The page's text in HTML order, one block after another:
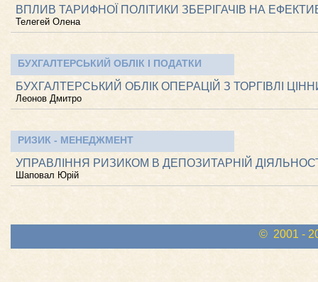
ВПЛИВ ТАРИФНОЇ ПОЛІТИКИ ЗБЕРІГАЧІВ НА
Телегей Олена
БУХГАЛТЕРСЬКИЙ ОБЛІК І ПОДАТКИ
БУХГАЛТЕРСЬКИЙ ОБЛІК ОПЕРАЦІЙ З ТОРГІВЛІ
Леонов Дмитро
РИЗИК - МЕНЕДЖМЕНТ
УПРАВЛІННЯ РИЗИКОМ В ДЕПОЗИТАРНІЙ
Шаповал Юрій
© 2001 -